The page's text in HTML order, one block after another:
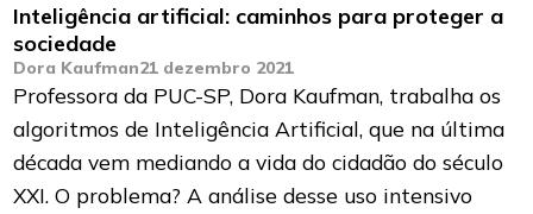
Inteligência artificial: caminhos para proteger a
sociedade
Dora Kaufman21 dezembro 2021
Professora da PUC-SP, Dora Kaufman, trabalha os
algoritmos de Inteligência Artificial, que na última
década vem mediando a vida do cidadão do século
XXI. O problema? A análise desse uso intensivo